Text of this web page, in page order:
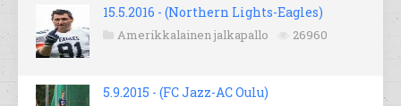
15.5.2016 - (Northern Lights-Eagles)
Amerikkalainen jalkapallo 26960
5.9.2015 - (FC Jazz-AC Oulu)